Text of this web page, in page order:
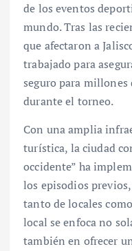
de los eventos
mundo. Tras las
que afectaron a
trabajado para
seguro para millones
durante el torneo.
Con una amplia
turística, la ciudad
occidente” ha
los episodios
tanto de locales
local se enfoca no
también en ofrecer